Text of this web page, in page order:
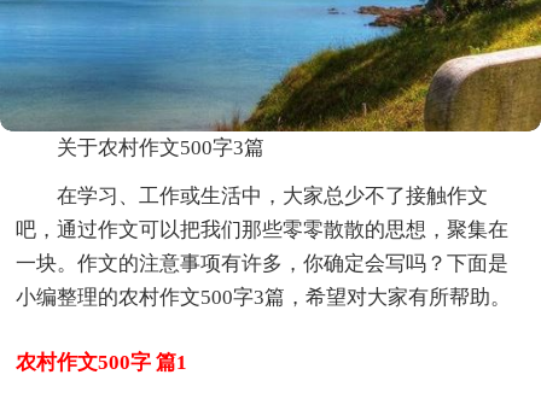
关于农村作文500字3篇
在学习、工作或生活中，大家总少不了接触作文
吧，通过作文可以把我们那些零零散散的思想，聚集在
一块。作文的注意事项有许多，你确定会写吗？下面是
小编整理的农村作文500字3篇，希望对大家有所帮助。
农村作文500字 篇1